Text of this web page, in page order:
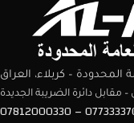
المحدودة – كربلاء، العراق
دائرة الضريبة الجديدة